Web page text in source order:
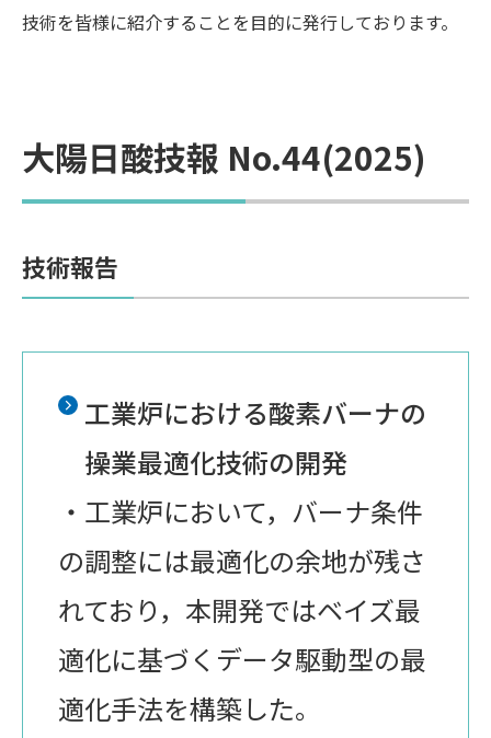
技術を皆様に紹介することを目的に発行しております。
大陽日酸技報 No.44(2025)
技術報告
工業炉における酸素バーナの
操業最適化技術の開発
・工業炉において，バーナ条件
の調整には最適化の余地が残さ
れており，本開発ではベイズ最
適化に基づくデータ駆動型の最
適化手法を構築した。